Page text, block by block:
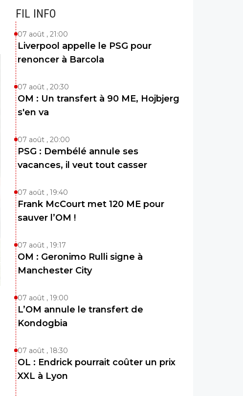
FIL INFO
07 août , 21:00
Liverpool appelle le PSG pour
renoncer à Barcola
07 août , 20:30
OM : Un transfert à 90 ME, Hojbjerg
s'en va
07 août , 20:00
PSG : Dembélé annule ses
vacances, il veut tout casser
07 août , 19:40
Frank McCourt met 120 ME pour
sauver l’OM !
07 août , 19:17
OM : Geronimo Rulli signe à
Manchester City
07 août , 19:00
L’OM annule le transfert de
Kondogbia
07 août , 18:30
OL : Endrick pourrait coûter un prix
XXL à Lyon